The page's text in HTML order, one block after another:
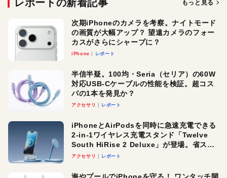
レポートの新着記事 もっと見る
次期iPhoneのカメラを考察。ナイトモード
の画質が大幅アップ？ 望遠カメラのフォー
カスがさらにシャープに？
iPhone レポート
半信半疑。100均・Seria（セリア）の60W
対応USB-Cケーブルの性能を検証。超コス
パの1本を発見か？
アクセサリ レポート
iPhoneとAirPodsを同時に急速充電できる
2-in-1ワイヤレス充電スタンド「Twelve
South HiRise 2 Deluxe」が登場。省スペ
ースでおしゃれに充電したい人にオスス
アクセサリ レポート